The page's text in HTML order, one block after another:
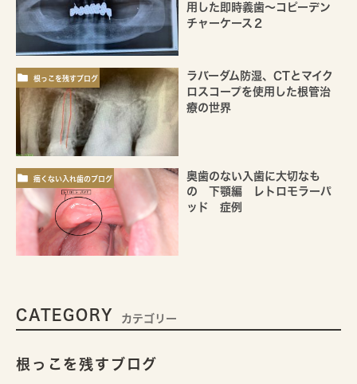
用した即時義歯～コピーデン
チャーケース２
根っこを残すブログ
ラバーダム防湿、CTとマイク
ロスコープを使用した根管治
療の世界
痛くない入れ歯のブログ
奥歯のない入歯に大切なも
の 下顎編 レトロモラーパ
ッド 症例
CATEGORY カテゴリー
根っこを残すブログ